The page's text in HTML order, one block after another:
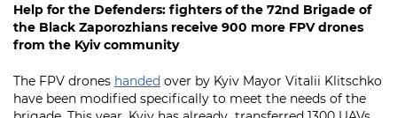
Help for the Defenders: fighters of the 72nd Brigade of
the Black Zaporozhians receive 900 more FPV drones
from the Kyiv community
The FPV drones handed over by Kyiv Mayor Vitalii Klitschko
have been modified specifically to meet the needs of the